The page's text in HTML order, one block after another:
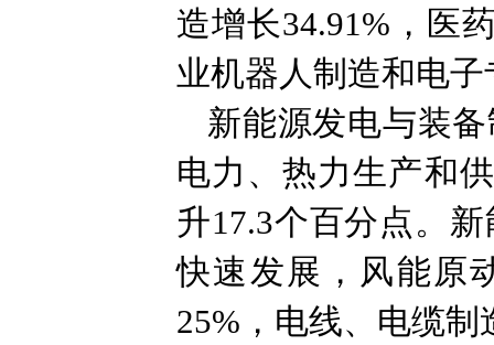
造增长34.91%，医
业机器人制造和电
新能源发电与装
电力、热力生产和
升17.3个百分点。
快速发展，风能原
25%，电线、电缆制